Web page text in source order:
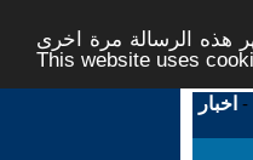
هذه الرسالة مرة اخرى -
This website uses
- اخبار